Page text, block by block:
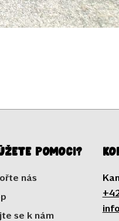
pomoci?
nás
se k nám